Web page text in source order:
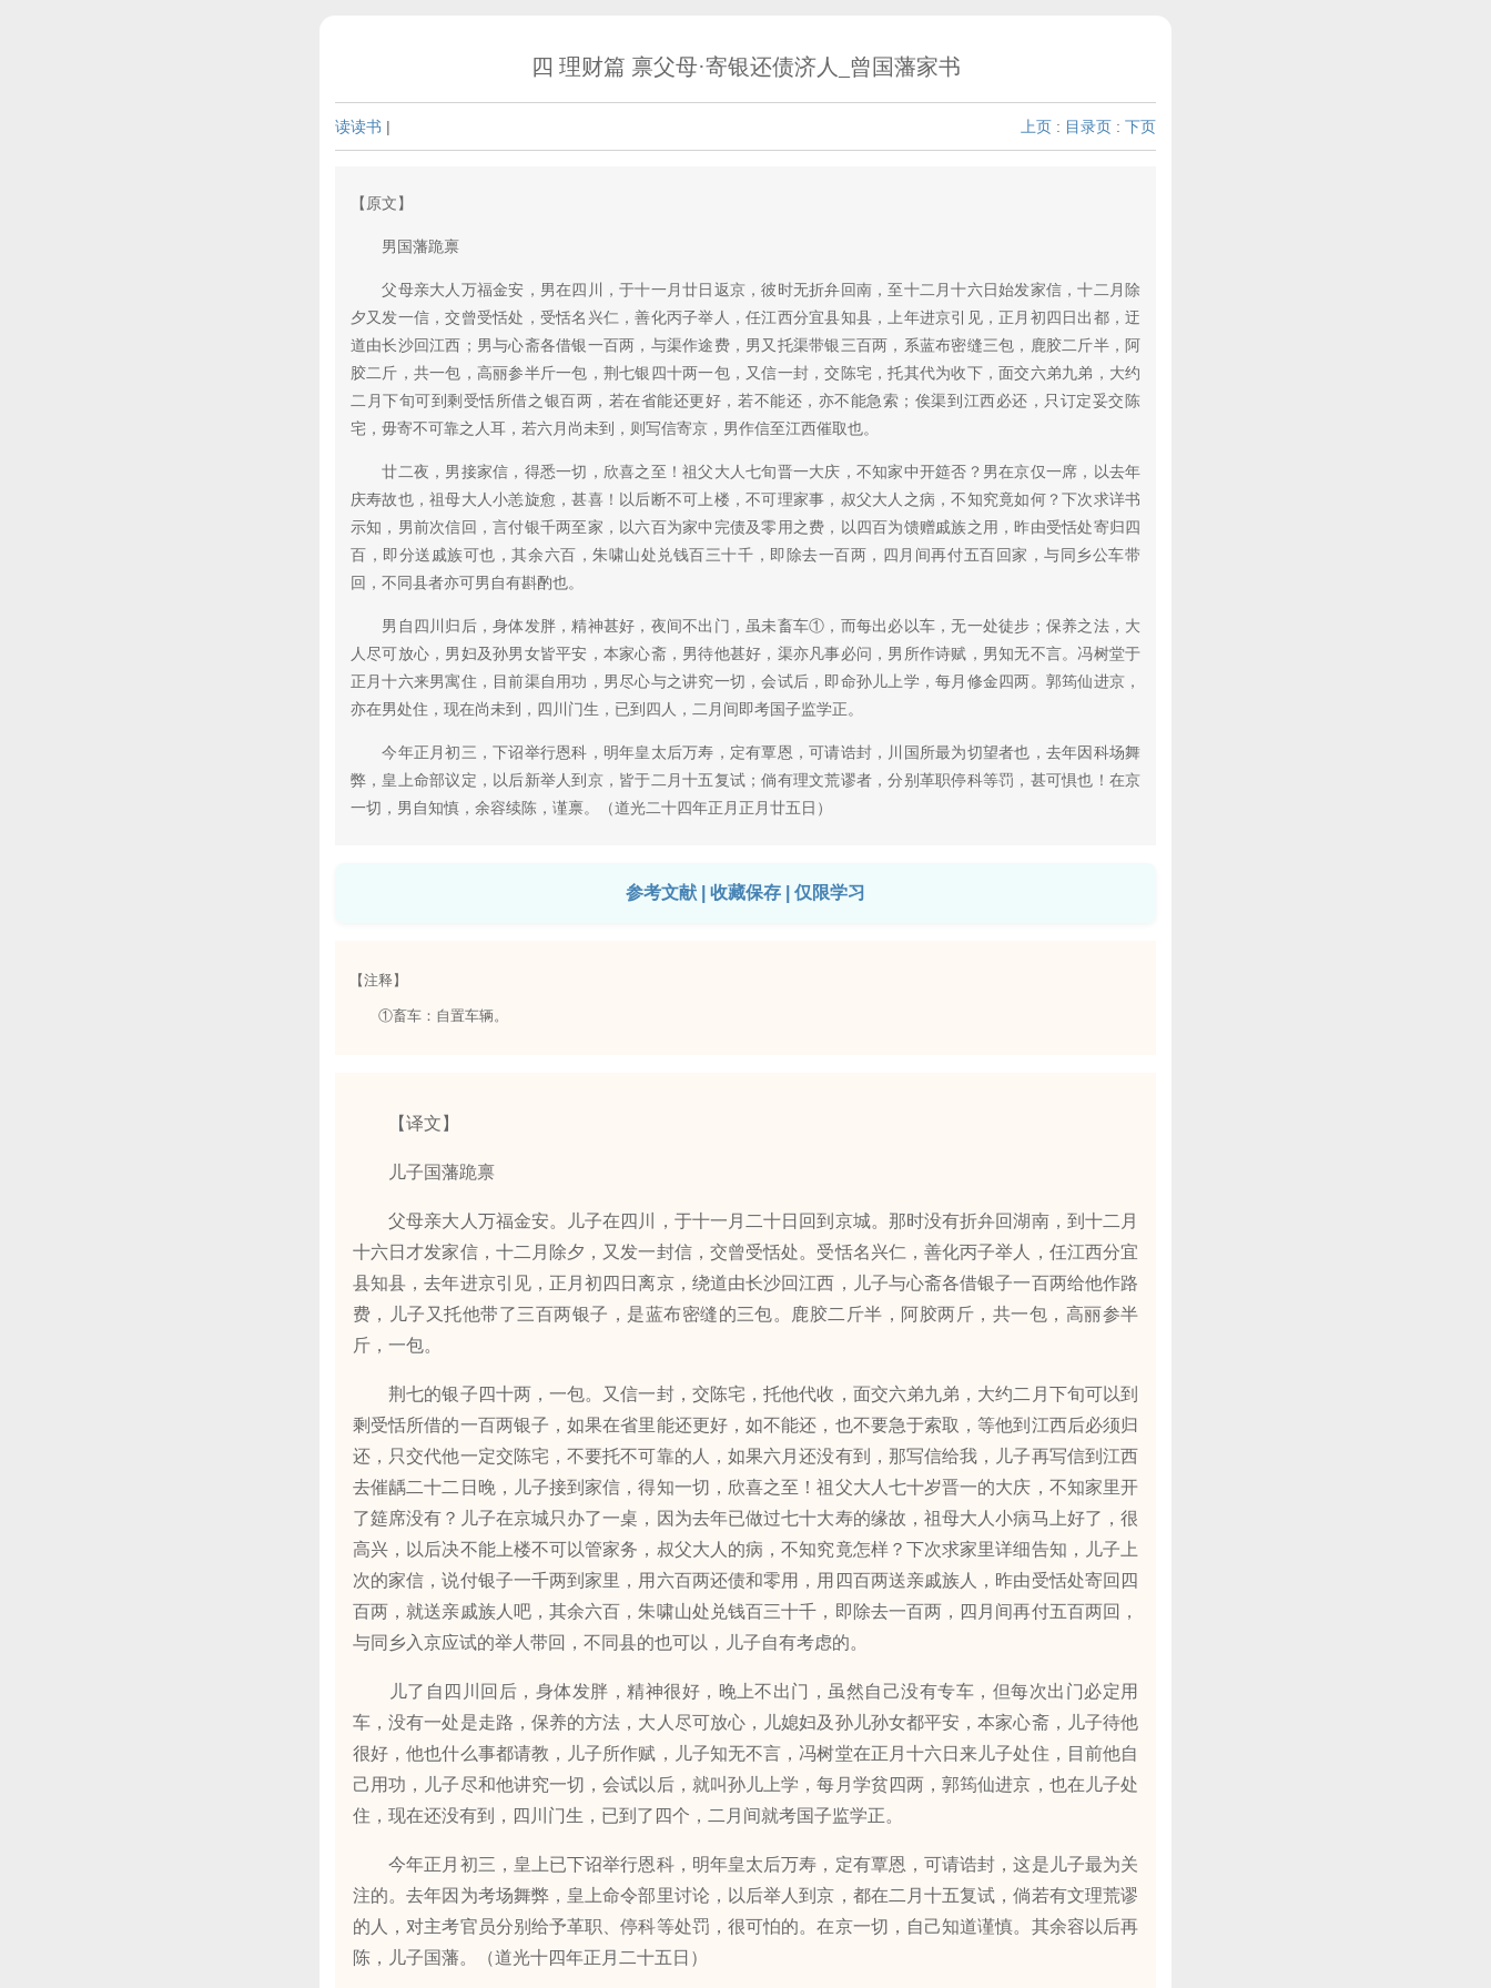
四 理财篇 禀父母·寄银还债济人_曾国藩家书
读读书 | 上页 : 目录页 : 下页
【原文】
男国藩跪禀
父母亲大人万福金安，男在四川，于十一月廿日返京，彼时无折弁回南，至十二月十六日始发家信，十二月除
夕又发一信，交曾受恬处，受恬名兴仁，善化丙子举人，任江西分宜县知县，上年进京引见，正月初四日出都，迂
道由长沙回江西；男与心斋各借银一百两，与渠作途费，男又托渠带银三百两，系蓝布密缝三包，鹿胶二斤半，阿
胶二斤，共一包，高丽参半斤一包，荆七银四十两一包，又信一封，交陈宅，托其代为收下，面交六弟九弟，大约
二月下旬可到剩受恬所借之银百两，若在省能还更好，若不能还，亦不能急索；俟渠到江西必还，只订定妥交陈
宅，毋寄不可靠之人耳，若六月尚未到，则写信寄京，男作信至江西催取也。
廿二夜，男接家信，得悉一切，欣喜之至！祖父大人七旬晋一大庆，不知家中开筵否？男在京仅一席，以去年
庆寿故也，祖母大人小恙旋愈，甚喜！以后断不可上楼，不可理家事，叔父大人之病，不知究竟如何？下次求详书
示知，男前次信回，言付银千两至家，以六百为家中完债及零用之费，以四百为馈赠戚族之用，昨由受恬处寄归四
百，即分送戚族可也，其余六百，朱啸山处兑钱百三十千，即除去一百两，四月间再付五百回家，与同乡公车带
回，不同县者亦可男自有斟酌也。
男自四川归后，身体发胖，精神甚好，夜间不出门，虽未畜车①，而每出必以车，无一处徒步；保养之法，大
人尽可放心，男妇及孙男女皆平安，本家心斋，男待他甚好，渠亦凡事必问，男所作诗赋，男知无不言。冯树堂于
正月十六来男寓住，目前渠自用功，男尽心与之讲究一切，会试后，即命孙儿上学，每月修金四两。郭筠仙进京，
亦在男处住，现在尚未到，四川门生，已到四人，二月间即考国子监学正。
今年正月初三，下诏举行恩科，明年皇太后万寿，定有覃恩，可请诰封，川国所最为切望者也，去年因科场舞
弊，皇上命部议定，以后新举人到京，皆于二月十五复试；倘有理文荒谬者，分别革职停科等罚，甚可惧也！在京
一切，男自知慎，余容续陈，谨禀。（道光二十四年正月正月廿五日）
参考文献 | 收藏保存 | 仅限学习
【注释】
①畜车：自置车辆。
【译文】
儿子国藩跪禀
父母亲大人万福金安。儿子在四川，于十一月二十日回到京城。那时没有折弁回湖南，到十二月
十六日才发家信，十二月除夕，又发一封信，交曾受恬处。受恬名兴仁，善化丙子举人，任江西分宜
县知县，去年进京引见，正月初四日离京，绕道由长沙回江西，儿子与心斋各借银子一百两给他作路
费，儿子又托他带了三百两银子，是蓝布密缝的三包。鹿胶二斤半，阿胶两斤，共一包，高丽参半
斤，一包。
荆七的银子四十两，一包。又信一封，交陈宅，托他代收，面交六弟九弟，大约二月下旬可以到
剩受恬所借的一百两银子，如果在省里能还更好，如不能还，也不要急于索取，等他到江西后必须归
还，只交代他一定交陈宅，不要托不可靠的人，如果六月还没有到，那写信给我，儿子再写信到江西
去催龋二十二日晚，儿子接到家信，得知一切，欣喜之至！祖父大人七十岁晋一的大庆，不知家里开
了筵席没有？儿子在京城只办了一桌，因为去年已做过七十大寿的缘故，祖母大人小病马上好了，很
高兴，以后决不能上楼不可以管家务，叔父大人的病，不知究竟怎样？下次求家里详细告知，儿子上
次的家信，说付银子一千两到家里，用六百两还债和零用，用四百两送亲戚族人，昨由受恬处寄回四
百两，就送亲戚族人吧，其余六百，朱啸山处兑钱百三十千，即除去一百两，四月间再付五百两回，
与同乡入京应试的举人带回，不同县的也可以，儿子自有考虑的。
儿了自四川回后，身体发胖，精神很好，晚上不出门，虽然自己没有专车，但每次出门必定用
车，没有一处是走路，保养的方法，大人尽可放心，儿媳妇及孙儿孙女都平安，本家心斋，儿子待他
很好，他也什么事都请教，儿子所作赋，儿子知无不言，冯树堂在正月十六日来儿子处住，目前他自
己用功，儿子尽和他讲究一切，会试以后，就叫孙儿上学，每月学贫四两，郭筠仙进京，也在儿子处
住，现在还没有到，四川门生，已到了四个，二月间就考国子监学正。
今年正月初三，皇上已下诏举行恩科，明年皇太后万寿，定有覃恩，可请诰封，这是儿子最为关
注的。去年因为考场舞弊，皇上命令部里讨论，以后举人到京，都在二月十五复试，倘若有文理荒谬
的人，对主考官员分别给予革职、停科等处罚，很可怕的。在京一切，自己知道谨慎。其余容以后再
陈，儿子国藩。（道光十四年正月二十五日）